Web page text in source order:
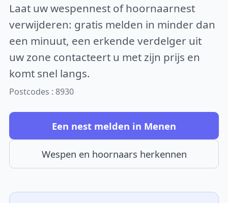
Laat uw wespennest of hoornaarnest
verwijderen: gratis melden in minder dan
een minuut, een erkende verdelger uit
uw zone contacteert u met zijn prijs en
komt snel langs.
Postcodes : 8930
Een nest melden in Menen
Wespen en hoornaars herkennen